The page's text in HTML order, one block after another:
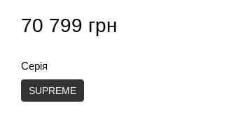
70 799 грн
Серія
SUPREME